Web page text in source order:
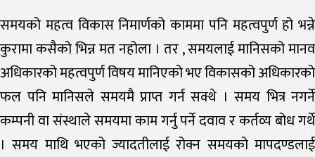
समयको महत्व विकास निमार्णको काममा पनि महत्वपुर्ण हो भन्ने
कुरामा कसैको भिन्न मत नहोला । तर , समयलाई मानिसको मानव
अधिकारको महत्वपुर्ण विषय मानिएको भए विकासको अधिकारको
फल पनि मानिसले समयमै प्राप्त गर्न सक्थे । समय भित्र नगर्ने
कम्पनी वा संस्थाले समयमा काम गर्नु पर्ने दवाव र कर्तव्य बोध गर्थे
। समय माथि भएको ज्यादतीलाई रोक्न समयको मापदण्डलाई